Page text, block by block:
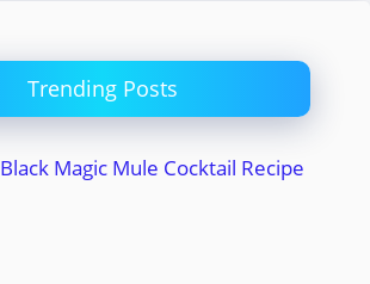
Trending Posts
Black Magic Mule Cocktail Recipe